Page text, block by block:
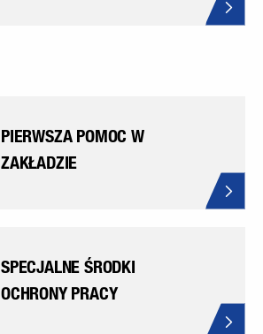
PIERWSZA POMOC W
ZAKŁADZIE
SPECJALNE ŚRODKI
OCHRONY PRACY